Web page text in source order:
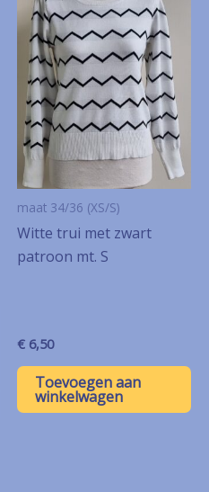
maat 34/36 (XS/S)
Witte trui met zwart
patroon mt. S
€ 6,50
Toevoegen aan
winkelwagen